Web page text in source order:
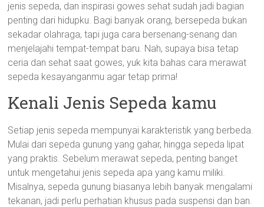
jenis sepeda, dan inspirasi gowes sehat sudah jadi bagian
penting dari hidupku. Bagi banyak orang, bersepeda bukan
sekadar olahraga, tapi juga cara bersenang-senang dan
menjelajahi tempat-tempat baru. Nah, supaya bisa tetap
ceria dan sehat saat gowes, yuk kita bahas cara merawat
sepeda kesayanganmu agar tetap prima!
Kenali Jenis Sepeda kamu
Setiap jenis sepeda mempunyai karakteristik yang berbeda.
Mulai dari sepeda gunung yang gahar, hingga sepeda lipat
yang praktis. Sebelum merawat sepeda, penting banget
untuk mengetahui jenis sepeda apa yang kamu miliki.
Misalnya, sepeda gunung biasanya lebih banyak mengalami
tekanan, jadi perlu perhatian khusus pada suspensi dan ban.